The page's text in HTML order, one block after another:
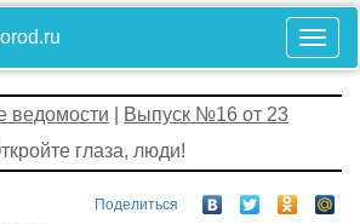
ведомости
Выпуск №16 от 23
глаза, люди!
Поделиться